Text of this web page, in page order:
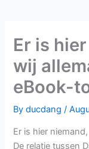
Er is
wij
eBook-
Byducdang /
Er is hier
De relatie tussen